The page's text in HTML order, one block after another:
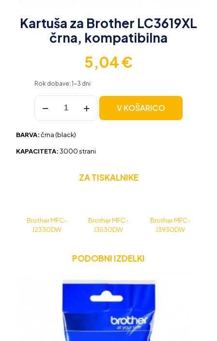
Kartuša za Brother LC3619XL
črna, kompatibilna
5,04€
Rok dobave: 1-3 dni
Kartuša
Brother
črna,
količina
V KOŠARICO
BARVA:črna (black)
KAPACITETA:3000 strani
ZA TISKALNIKE
Brother MFC-
J2330DW
Brother MFC-
J3530DW
Brother MFC-
J3930DW
PODOBNI IZDELKI